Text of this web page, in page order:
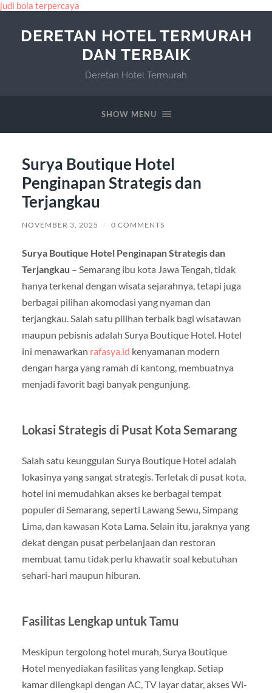
judi bola terpercaya
DERETAN HOTEL TERMURAH
DAN TERBAIK
Deretan Hotel Termurah
SHOW MENU
Surya Boutique Hotel
Penginapan Strategis dan
Terjangkau
NOVEMBER 3, 2025 / 0 COMMENTS
Surya Boutique Hotel Penginapan Strategis dan
Terjangkau – Semarang ibu kota Jawa Tengah, tidak
hanya terkenal dengan wisata sejarahnya, tetapi juga
berbagai pilihan akomodasi yang nyaman dan
terjangkau. Salah satu pilihan terbaik bagi wisatawan
maupun pebisnis adalah Surya Boutique Hotel. Hotel
ini menawarkan rafasya.id kenyamanan modern
dengan harga yang ramah di kantong, membuatnya
menjadi favorit bagi banyak pengunjung.
Lokasi Strategis di Pusat Kota Semarang
Salah satu keunggulan Surya Boutique Hotel adalah
lokasinya yang sangat strategis. Terletak di pusat kota,
hotel ini memudahkan akses ke berbagai tempat
populer di Semarang, seperti Lawang Sewu, Simpang
Lima, dan kawasan Kota Lama. Selain itu, jaraknya yang
dekat dengan pusat perbelanjaan dan restoran
membuat tamu tidak perlu khawatir soal kebutuhan
sehari-hari maupun hiburan.
Fasilitas Lengkap untuk Tamu
Meskipun tergolong hotel murah, Surya Boutique
Hotel menyediakan fasilitas yang lengkap. Setiap
kamar dilengkapi dengan AC, TV layar datar, akses Wi-